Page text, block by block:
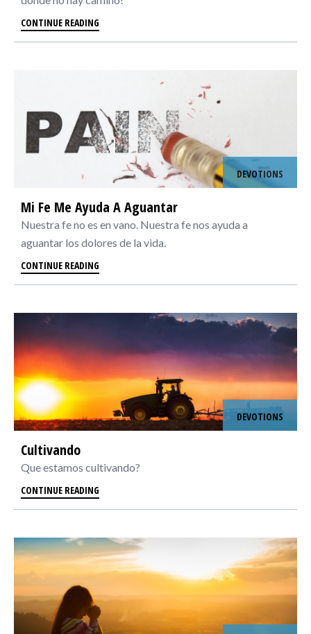
CONTINUE READING
DEVOTIONS
Mi Fe Me Ayuda A Aguantar
Nuestra fe no es en vano. Nuestra fe nos ayuda a
aguantar los dolores de la vida.
CONTINUE READING
DEVOTIONS
Cultivando
Que estamos cultivando?
CONTINUE READING